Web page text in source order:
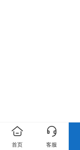
首页 客服